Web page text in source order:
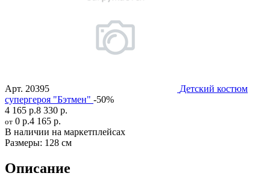
Арт. 20395
Детский костюм
супергероя "Бэтмен" -50%
4 165 р.8 330 р.
от 0 р.4 165 р.
В наличии на маркетплейсах
Размеры: 128 см
Описание